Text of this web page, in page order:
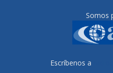
Somos
Escríbenos a